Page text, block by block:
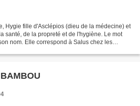
Hygie fille d'Asclépios (dieu de la médecine) et
santé, de la propreté et de l'hygiène. Le mot
nom. Elle correspond à Salus chez les